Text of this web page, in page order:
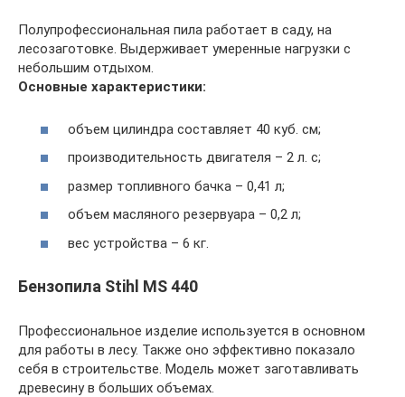
Полупрофессиональная пила работает в саду, на
лесозаготовке. Выдерживает умеренные нагрузки с
небольшим отдыхом.
Основные характеристики:
объем цилиндра составляет 40 куб. см;
производительность двигателя – 2 л. с;
размер топливного бачка – 0,41 л;
объем масляного резервуара – 0,2 л;
вес устройства – 6 кг.
Бензопила Stihl MS 440
Профессиональное изделие используется в основном
для работы в лесу. Также оно эффективно показало
себя в строительстве. Модель может заготавливать
древесину в больших объемах.